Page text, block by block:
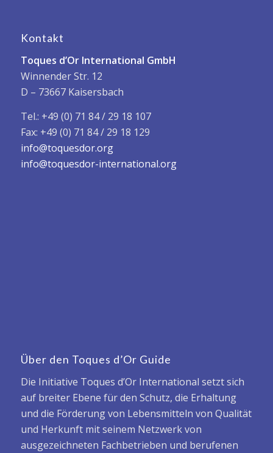
Kontakt
Toques d’Or International GmbH
Winnender Str. 12
D – 73667 Kaisersbach
Tel.: +49 (0) 71 84 / 29 18 107
Fax: +49 (0) 71 84 / 29 18 129
info@toquesdor.org
info@toquesdor-international.org
Über den Toques d’Or Guide
Die Initiative Toques d’Or International setzt sich
auf breiter Ebene für den Schutz, die Erhaltung
und die Förderung von Lebensmitteln von Qualität
und Herkunft mit seinem Netzwerk von
ausgezeichneten Fachbetrieben und berufenen